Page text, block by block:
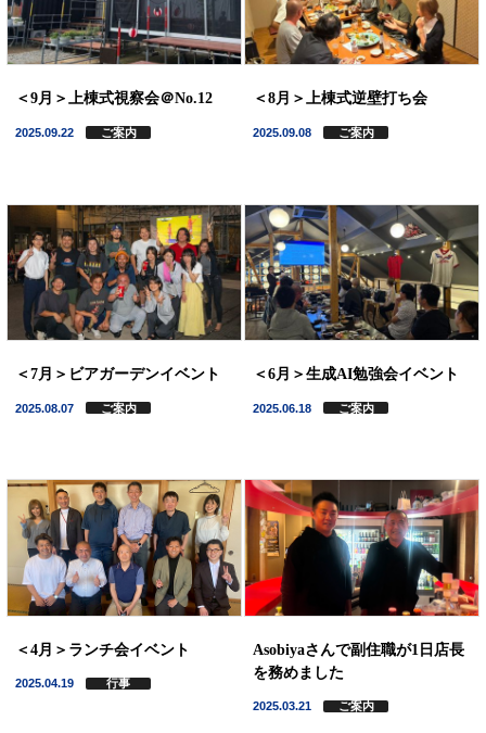
＜9月＞上棟式視察会＠No.12
2025.09.22 ご案内
＜8月＞上棟式逆壁打ち会
2025.09.08 ご案内
＜7月＞ビアガーデンイベント
2025.08.07 ご案内
＜6月＞生成AI勉強会イベント
2025.06.18 ご案内
＜4月＞ランチ会イベント
2025.04.19 行事
Asobiyaさんで副住職が1日店長
を務めました
2025.03.21 ご案内